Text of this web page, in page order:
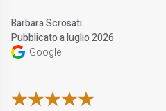
Barbara Scrosati
Pubblicato a luglio 2026
Google